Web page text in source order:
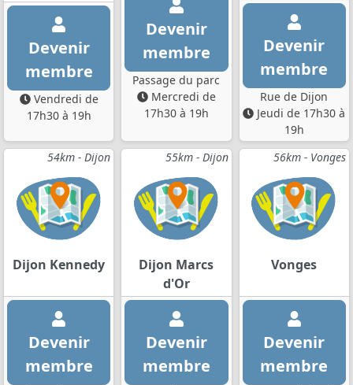
Devenir
membre
Vendredi de
17h30 à 19h
Devenir
membre
Passage du parc
Mercredi de
17h30 à 19h
Devenir
membre
Rue de Dijon
Jeudi de 17h30 à
19h
54km - Dijon
Dijon Kennedy
Devenir
membre
55km - Dijon
Dijon Marcs
d'Or
Devenir
membre
56km - Vonges
Vonges
Devenir
membre